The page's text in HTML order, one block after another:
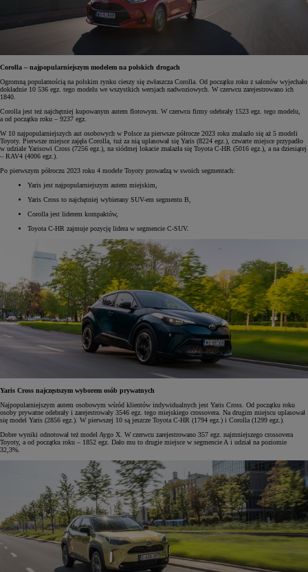
Corolla – najpopularniejszym modelem na polskich drogach
Ogromną popularnością na polskim rynku cieszy się zwłaszcza Corolla. Od początku roku z salonów wyjechało
dokładnie 10 536 egz. tego modelu we wszystkich wersjach nadwoziowych. W czerwcu zarejestrowano ich
1840.
Corolla jest też najchętniej kupowanym autem flotowym. W czerwcu firmy odebrały 1523 egz. tego modelu,
a od początku roku – 9237 egz.
W 10 najpopularniejszych aut osobowych w Polsce za pierwsze półrocze 2023 roku znalazło się aż 5 modeli
Toyoty. Pierwsze miejsce zajęła Corolla, tuż za nią uplasował się Yaris (8224 egz.), czwarte miejsce przypadło
w udziale Yarisowi Cross (7256 egz.), na siódmej lokacie znalazła się Toyota C-HR (5016 egz.), a na dziesiątej
– RAV4 (4006 egz.).
Po pierwszym półroczu 2023 roku 4 modele Toyoty prowadzą w swoich segmentach:
Yaris jest najpopularniejszym autem miejskim,
Yaris Cross to najchętniej wybierany SUV-em segmentu B,
Corolla jest liderem kompaktów,
Toyota C-HR zajmuje pozycję lidera w segmencie C-SUV.
Yaris Cross najczęstszym wyborem osób prywatnych
Najpopularniejszym autem osobowym wśród klientów indywidualnych jest Yaris Cross. Od początku roku
osoby prywatne odebrały i zarejestrowały 3546 egz. tego miejskiego crossovera. Na drugim miejscu uplasował
się model Yaris (2856 egz.). W pierwszej 10 są jeszcze Toyota C-HR (1794 egz.) i Corolla (1299 egz.).
Dobre wyniki odnotował też model Aygo X. W czerwcu zarejestrowano 357 egz. najmniejszego crossovera
Toyoty, a od początku roku – 1852 egz. Dało mu to drugie miejsce w segmencie A i udział na poziomie
32,3%.